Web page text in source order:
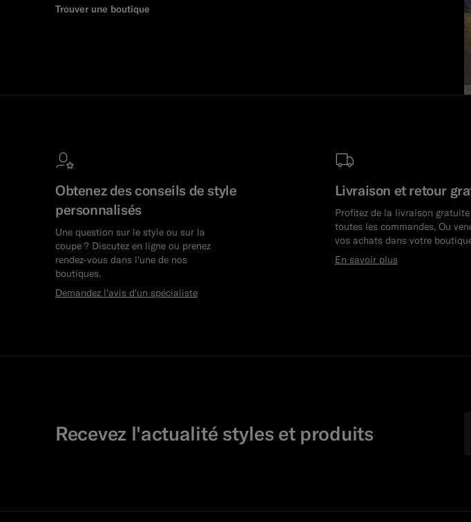
Trouver une boutique
Obtenez des conseils de style
personnalisés
Une question sur le style ou sur la
coupe ? Discutez en ligne ou prenez
rendez-vous dans l'une de nos
boutiques.
Demandez l'avis d'un spécialiste
Livraison et retour
Profitez de la livraison
toutes les commandes, Ou
vos achats dans votre
En savoir plus
Recevez l'actualité styles et produits